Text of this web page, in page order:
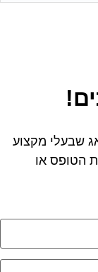
שבעלי מקצוע
הטופס אולחץ